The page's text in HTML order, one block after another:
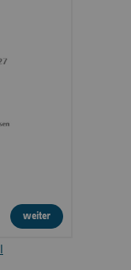
weiter